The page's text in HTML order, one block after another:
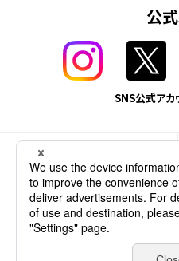
公
SNS公式アカ
家庭用商品
ソーシャルメディアポリシーウ